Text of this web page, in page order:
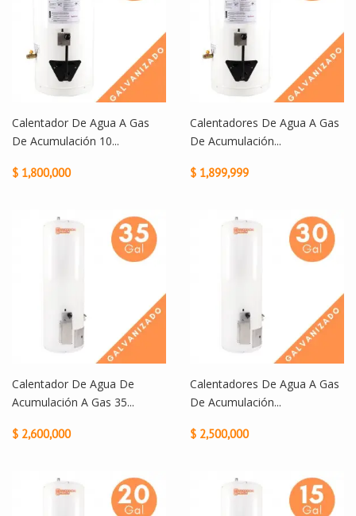
Calentador De Agua A Gas
De Acumulación 10...
$ 1,800,000
Calentadores De Agua A Gas
De Acumulación...
$ 1,899,999
Calentador De Agua De
Acumulación A Gas 35...
$ 2,600,000
Calentadores De Agua A Gas
De Acumulación...
$ 2,500,000